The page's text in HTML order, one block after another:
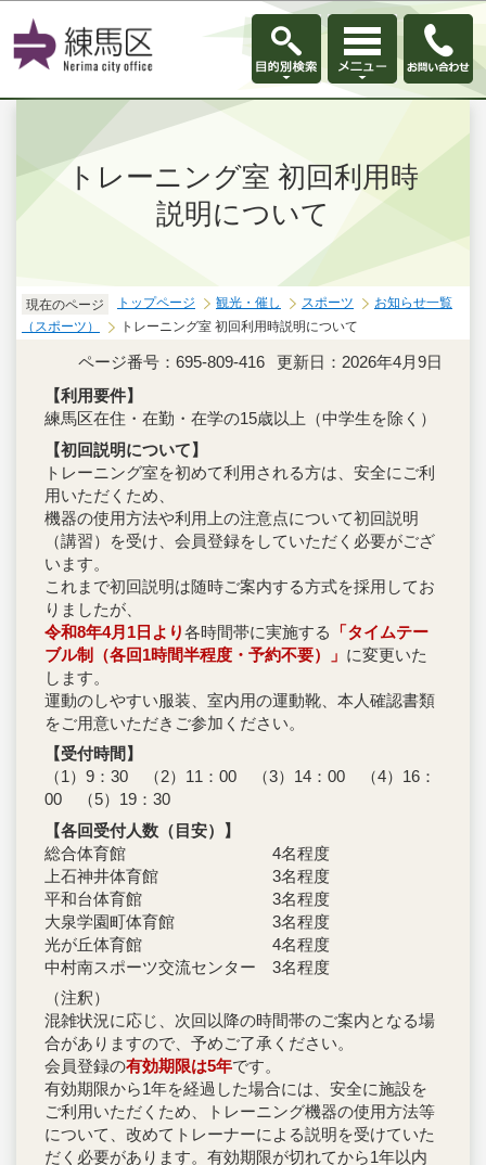
このページの本文へ移動
トレーニング室 初回利用時
説明について
現在のページ トップページ 観光・催し スポーツ
お知らせ一覧
（スポーツ）
トレーニング室 初回利用時説明について
ページ番号：695-809-416
更新日：2026年4月9日
【利用要件】
練馬区在住・在勤・在学の15歳以上（中学生を除く）
【初回説明について】
トレーニング室を初めて利用される方は、安全にご利
用いただくため、
機器の使用方法や利用上の注意点について初回説明
（講習）を受け、会員登録をしていただく必要がござ
います。
これまで初回説明は随時ご案内する方式を採用してお
りましたが、
令和8年4月1日より各時間帯に実施する
「タイムテー
ブル制（各回1時間半程度・予約不要）」 に変更いた
します。
運動のしやすい服装、室内用の運動靴、本人確認書類
をご用意いただきご参加ください。
【受付時間】
（1）9：30 （2）11：00 （3）14：00 （4）16：
00 （5）19：30
【各回受付人数（目安）】
総合体育館 4名程度
上石神井体育館 3名程度
平和台体育館 3名程度
大泉学園町体育館 3名程度
光が丘体育館 4名程度
中村南スポーツ交流センター 3名程度
（注釈）
混雑状況に応じ、次回以降の時間帯のご案内となる場
合がありますので、予めご了承ください。
会員登録の有効期限は5年です。
有効期限から1年を経過した場合には、安全に施設を
ご利用いただくため、トレーニング機器の使用方法等
について、改めてトレーナーによる説明を受けていた
だく必要があります。有効期限が切れてから1年以内